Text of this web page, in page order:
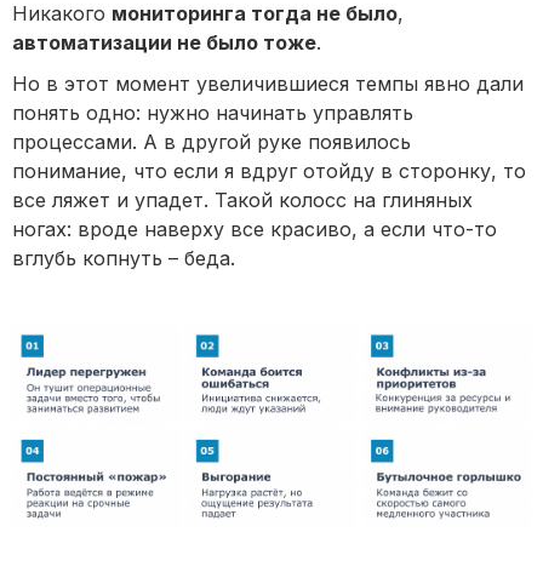
Никакого мониторинга тогда не было,
автоматизации не было тоже.
Но в этот момент увеличившиеся темпы явно дали
понять одно: нужно начинать управлять
процессами. А в другой руке появилось
понимание, что если я вдруг отойду в сторонку, то
все ляжет и упадет. Такой колосс на глиняных
ногах: вроде наверху все красиво, а если что-то
вглубь копнуть – беда.